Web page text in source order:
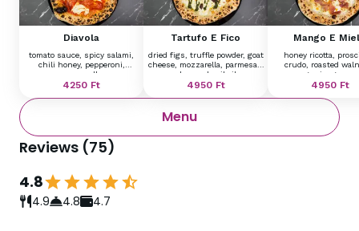
Diavola
tomato sauce, spicy salami,
chili honey, pepperoni,
mozzarella
4250 Ft
Tartufo E Fico
dried figs, truffle powder, goat
cheese, mozzarella, parmesan
cheese, basil oil
4950Ft
Mango E
honey ricotta,
crudo, roasted
mango vinegar
gorgonzola,
4950Ft
Menu
Reviews (75)
4.8
4.9 4.8 4.7